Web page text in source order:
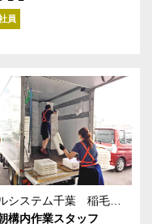
員
構内作業スタッフ